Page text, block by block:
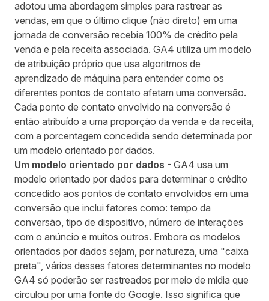
adotou uma abordagem simples para rastrear as
vendas, em que o último clique (não direto) em uma
jornada de conversão recebia 100% de crédito pela
venda e pela receita associada. GA4 utiliza um modelo
de atribuição próprio que usa algoritmos de
aprendizado de máquina para entender como os
diferentes pontos de contato afetam uma conversão.
Cada ponto de contato envolvido na conversão é
então atribuído a uma proporção da venda e da receita,
com a porcentagem concedida sendo determinada por
um modelo orientado por dados.
Um modelo orientado por dados - GA4 usa um
modelo orientado por dados para determinar o crédito
concedido aos pontos de contato envolvidos em uma
conversão que inclui fatores como: tempo da
conversão, tipo de dispositivo, número de interações
com o anúncio e muitos outros. Embora os modelos
orientados por dados sejam, por natureza, uma "caixa
preta", vários desses fatores determinantes no modelo
GA4 só poderão ser rastreados por meio de mídia que
circulou por uma fonte do Google. Isso significa que